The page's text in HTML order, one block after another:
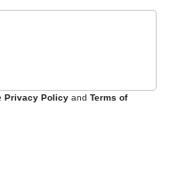
Privacy Policy and Terms of